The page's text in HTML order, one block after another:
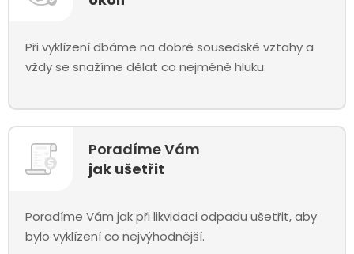
Při vyklízení dbáme na dobré sousedské vztahy a
vždy se snažíme dělat co nejméně hluku.
Poradíme Vám
jak ušetřit
Poradíme Vám jak při likvidaci odpadu ušetřit, aby
bylo vyklízení co nejvýhodnější.